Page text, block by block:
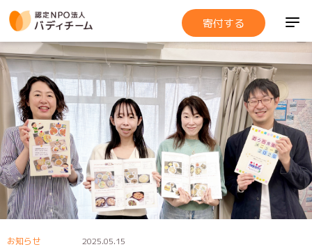
寄付する
お知らせ 2025.05.15